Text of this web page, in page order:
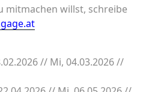
mitmachen willst, schreibe
// Mi, 04.03.2026 //